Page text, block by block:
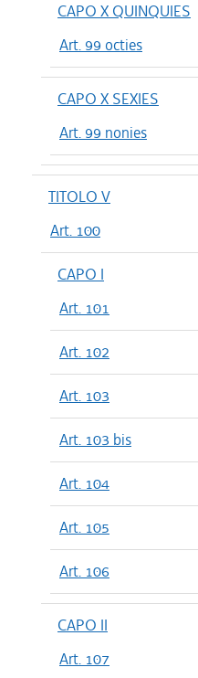
CAPO X QUINQUIES
Art. 99 octies
CAPO X SEXIES
Art. 99 nonies
TITOLO V
Art. 100
CAPO I
Art. 101
Art. 102
Art. 103
Art. 103 bis
Art. 104
Art. 105
Art. 106
CAPO II
Art. 107